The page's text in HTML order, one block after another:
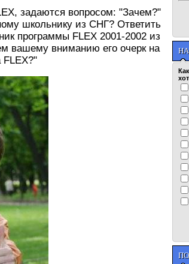
задаются вопросом: "Зачем?"
школьнику из СНГ? Ответить
программы FLEX 2001-2002 из
вашему вниманию его очерк на